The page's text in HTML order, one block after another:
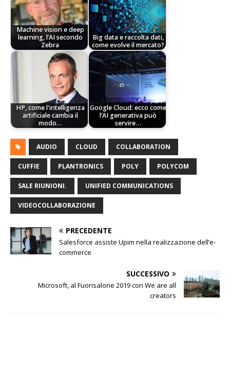
Machine vision e deep
learning, l’AI secondo
Zebra
Big data e raccolta dati,
come evolve il mercato?
HP, come l'intelligenza
artificiale cambia il
modo…
Google Cloud: ecco come
l’AI generativa può
servire…
AUDIO CLOUD COLLABORATION
CUFFIE PLANTRONICS POLY POLYCOM
SALE RIUNIONI. UNIFIED COMMUNICATIONS
VIDEOCOLLABORAZIONE
PRECEDENTE
Salesforce assiste Upim nella realizzazione dell’e-
commerce
SUCCESSIVO
Microsoft, al Fuorisalone 2019 con We are all
creators